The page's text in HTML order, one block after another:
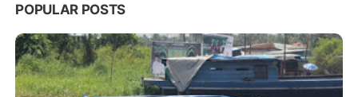
POPULAR POSTS